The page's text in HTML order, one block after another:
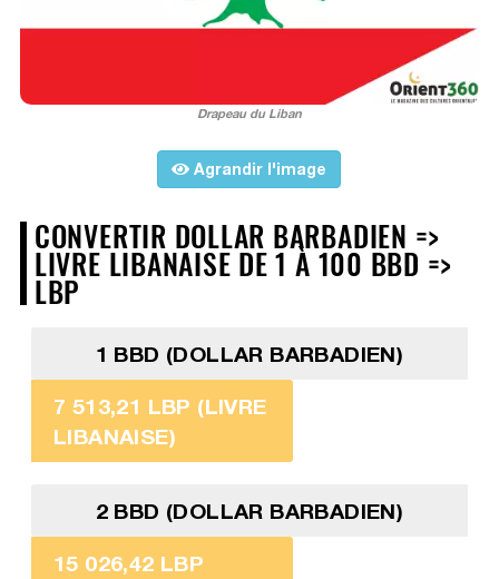
Drapeau du Liban
Agrandir l'image
CONVERTIR DOLLAR BARBADIEN =>
LIVRE LIBANAISE DE 1 À 100 BBD =>
LBP
1 BBD (DOLLAR BARBADIEN)
7 513,21 LBP (LIVRE
LIBANAISE)
2 BBD (DOLLAR BARBADIEN)
15 026,42 LBP